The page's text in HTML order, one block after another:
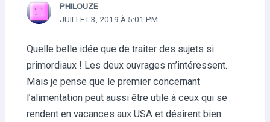
PHILOUZE
JUILLET 3, 2019 À 5:01 PM
Quelle belle idée que de traiter des sujets si
primordiaux ! Les deux ouvrages m’intéressent.
Mais je pense que le premier concernant
l’alimentation peut aussi être utile à ceux qui se
rendent en vacances aux USA et désirent bien